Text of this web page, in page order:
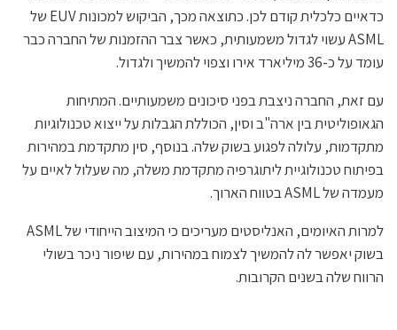
כדאיים כלכלית קודם לכן. כתוצאה מכך, הביקוש למכונות EUV של
ASML עשוי לגדול משמעותית, כאשר צבר ההזמנות של החברה כבר
עומד על כ-36 מיליארד אירו וצפוי להמשיך ולגדול.
עם זאת, החברה ניצבת בפני סיכונים משמעותיים. המתיחות
הגאופוליטית בין ארה"ב וסין, הכוללת הגבלות על ייצוא טכנולוגיות
מתקדמות, עלולה לפגוע בשוק שלה. בנוסף, סין מתקדמת במהירות
בפיתוח טכנולוגיית ליתוגרפיה מתקדמת משלה, מה שעלול לאיים על
מעמדה של ASML בטווח הארוך.
למרות האיומים, האנליסטים מעריכים כי המיצוב הייחודי של ASML
בשוק יאפשר לה להמשיך לצמוח במהירות, עם שיפור ניכר בשולי
הרווח שלה בשנים הקרובות.